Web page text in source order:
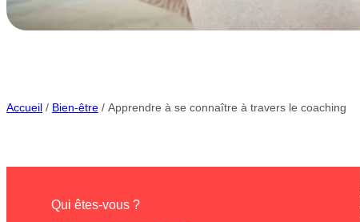
Accueil / Bien-être / Apprendre à se connaître à travers le coaching
Qui êtes-vous ?